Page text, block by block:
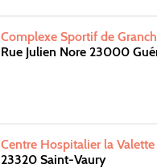
Complexe Sportif de
Rue Julien Nore 23000
Centre Hospitalier la
23320 Saint-Vaury